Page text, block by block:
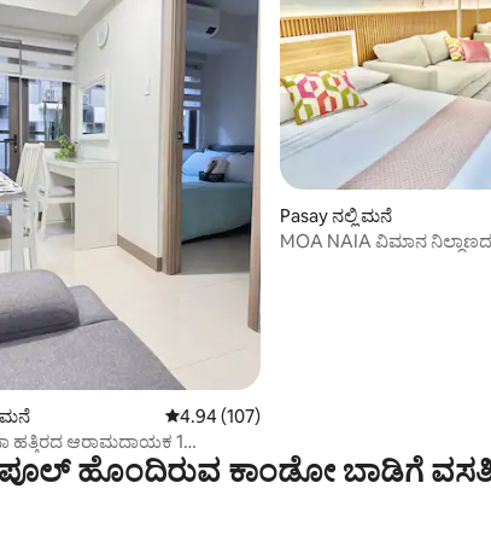
122 ವಿಮರ್ಶೆಗಳು
ಮನೆ 5 ರಲ್ಲಿ 4.94 ಸರಾಸರಿ ರೇಟಿಂಗ್, 107 ವಿಮರ್ಶೆಗಳು
4.94 (107)
ಹತ್ತಿರದ ಆರಾಮದಾಯಕ 1
| NAIA |WFH ಸ್ನೇಹಿ
Pasay ನಲ್ಲಿ ಮನೆ
MOA NAIA ವಿಮಾನ
ಪೂಲ್ ಹೊಂದಿರುವ ಕಾಂಡೋ ಬಾಡಿಗೆ